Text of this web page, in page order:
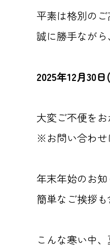
平素は格別のご
誠に勝手なが
2025年12月30
大変ご不便を
※お問い合わせ
年末年始のお
簡単なご挨拶も
こんな寒い中